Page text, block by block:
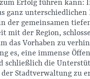
Erfolg führen kann:
ganz unterschiedlichen
der gemeinsamen
mit der Region,
das Vorhaben zu
es, eine immense
schließlich die
Stadtverwaltung zu